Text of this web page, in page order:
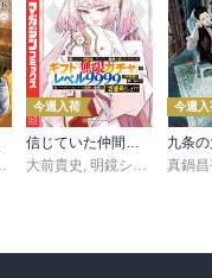
,転
今週入荷
信じていた仲間達にダンジョン奥地で殺されかけたがギフト『無限ガチャ』でレベル９９９９の仲間達を手に入れて元パーティーメンバーと世界に復讐＆『ざまぁ！』します！（２３）
大前貴史 ,明鏡シスイ ,ｔｅｆ
今週入
真鍋